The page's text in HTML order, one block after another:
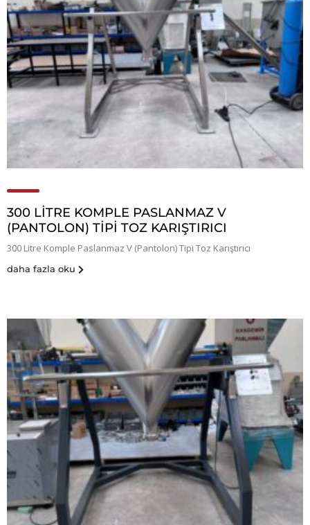
300 LITRE KOMPLE PASLANMAZ V
(PANTOLON) TIPI TOZ KARIŞTIRICI
300 Litre Komple Paslanmaz V (Pantolon) Tipi Toz Karıştırıcı
daha fazla oku